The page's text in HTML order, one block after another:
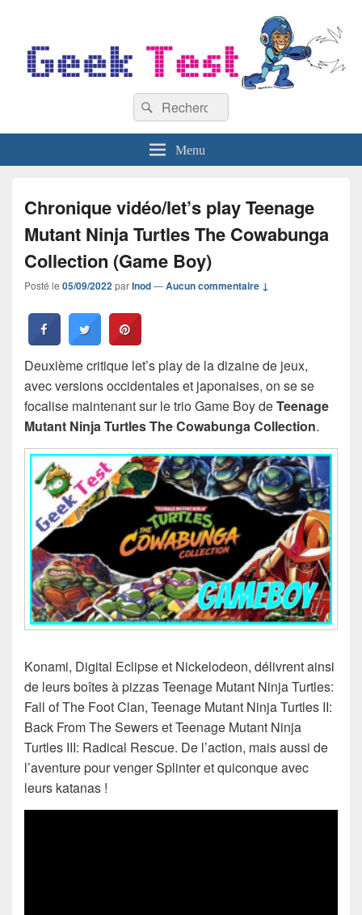
Recherche :
Rechercher
Menu
Chronique vidéo/let’s play Teenage
Mutant Ninja Turtles The Cowabunga
Collection (Game Boy)
Posté le 05/09/2022parInod—Aucun commentaire ↓
Deuxième critique let’s play de la dizaine de jeux,
avec versions occidentales et japonaises, on se se
focalise maintenant sur le trio Game Boy deTeenage
Mutant Ninja Turtles The Cowabunga Collection.
Konami, Digital Eclipse et Nickelodeon, délivrent ainsi
de leurs boîtes à pizzas Teenage Mutant Ninja Turtles:
Fall of The Foot Clan, Teenage Mutant Ninja Turtles II:
Back From The Sewers et Teenage Mutant Ninja
Turtles III: Radical Rescue. De l’action, mais aussi de
l’aventure pour venger Splinter et quiconque avec
leurs katanas !